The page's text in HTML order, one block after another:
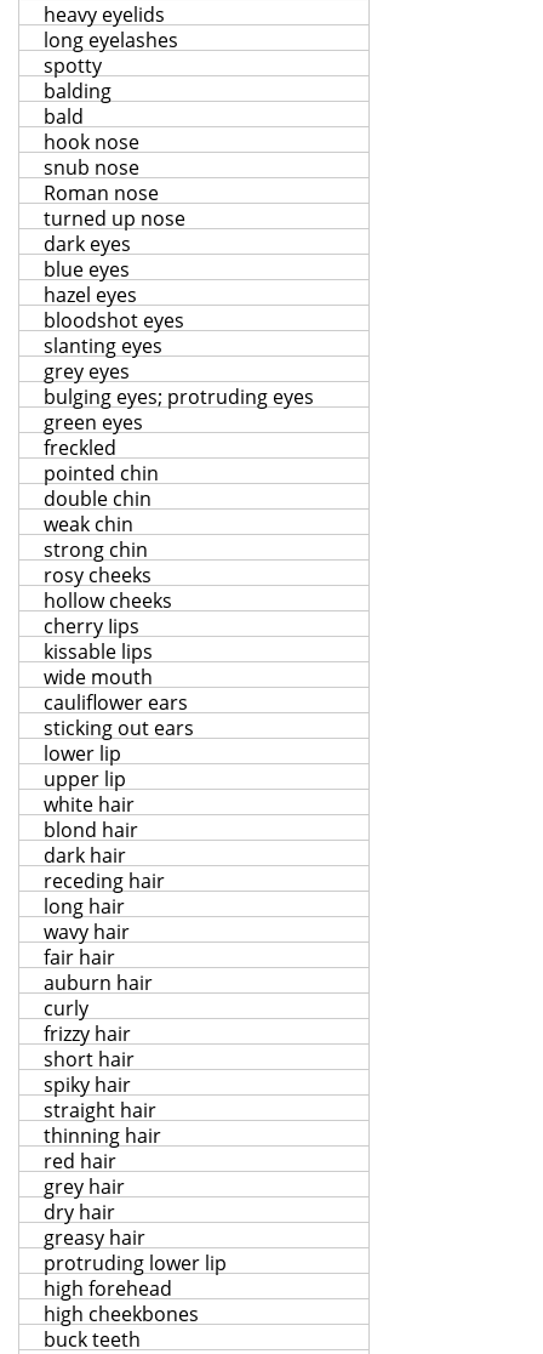
heavy eyelids
long eyelashes
spotty
balding
bald
hook nose
snub nose
Roman nose
turned up nose
dark eyes
blue eyes
hazel eyes
bloodshot eyes
slanting eyes
grey eyes
bulging eyes; protruding eyes
green eyes
freckled
pointed chin
double chin
weak chin
strong chin
rosy cheeks
hollow cheeks
cherry Iips
kissable lips
wide mouth
cauliflower ears
sticking out ears
lower lip
upper lip
white hair
blond hair
dark hair
receding hair
long hair
wavy hair
fair hair
auburn hair
curly
frizzy hair
short hair
spiky hair
straight hair
thinning hair
red hair
grey hair
dry hair
greasy hair
protruding lower lip
high forehead
high cheekbones
buck teeth